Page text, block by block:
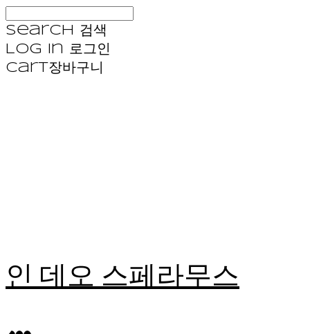
Search
검색
Log In 로그인
Cart장바구니
인 데오 스페라무스